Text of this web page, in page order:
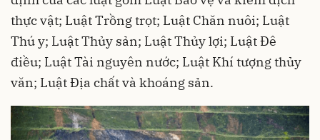
thực vật; Luật Trồng trọt; Luật Chăn nuôi; Luật
Thú y; Luật Thủy sản; Luật Thủy lợi; Luật Đê
điều; Luật Tài nguyên nước; Luật Khí tượng thủy
văn; Luật Địa chất và khoáng sản.